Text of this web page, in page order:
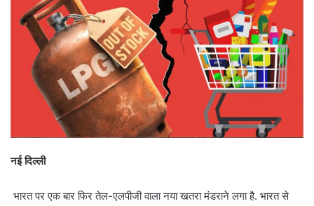
नई दिल्ली
भारत पर एक बार फिर तेल-एलपीजी वाला नया खतरा मंडराने लगा है. भारत से